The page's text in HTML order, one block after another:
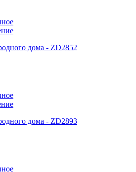
дома - ZD2852
дома - ZD2893